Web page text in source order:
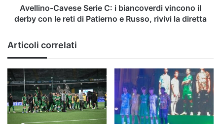
Patierno
e
Russo,
rivivi
la
diretta
Avellino-Cavese Serie C: i biancoverdi vincono il
derby con le reti di Patierno e Russo, rivivi la diretta
Articoli correlati